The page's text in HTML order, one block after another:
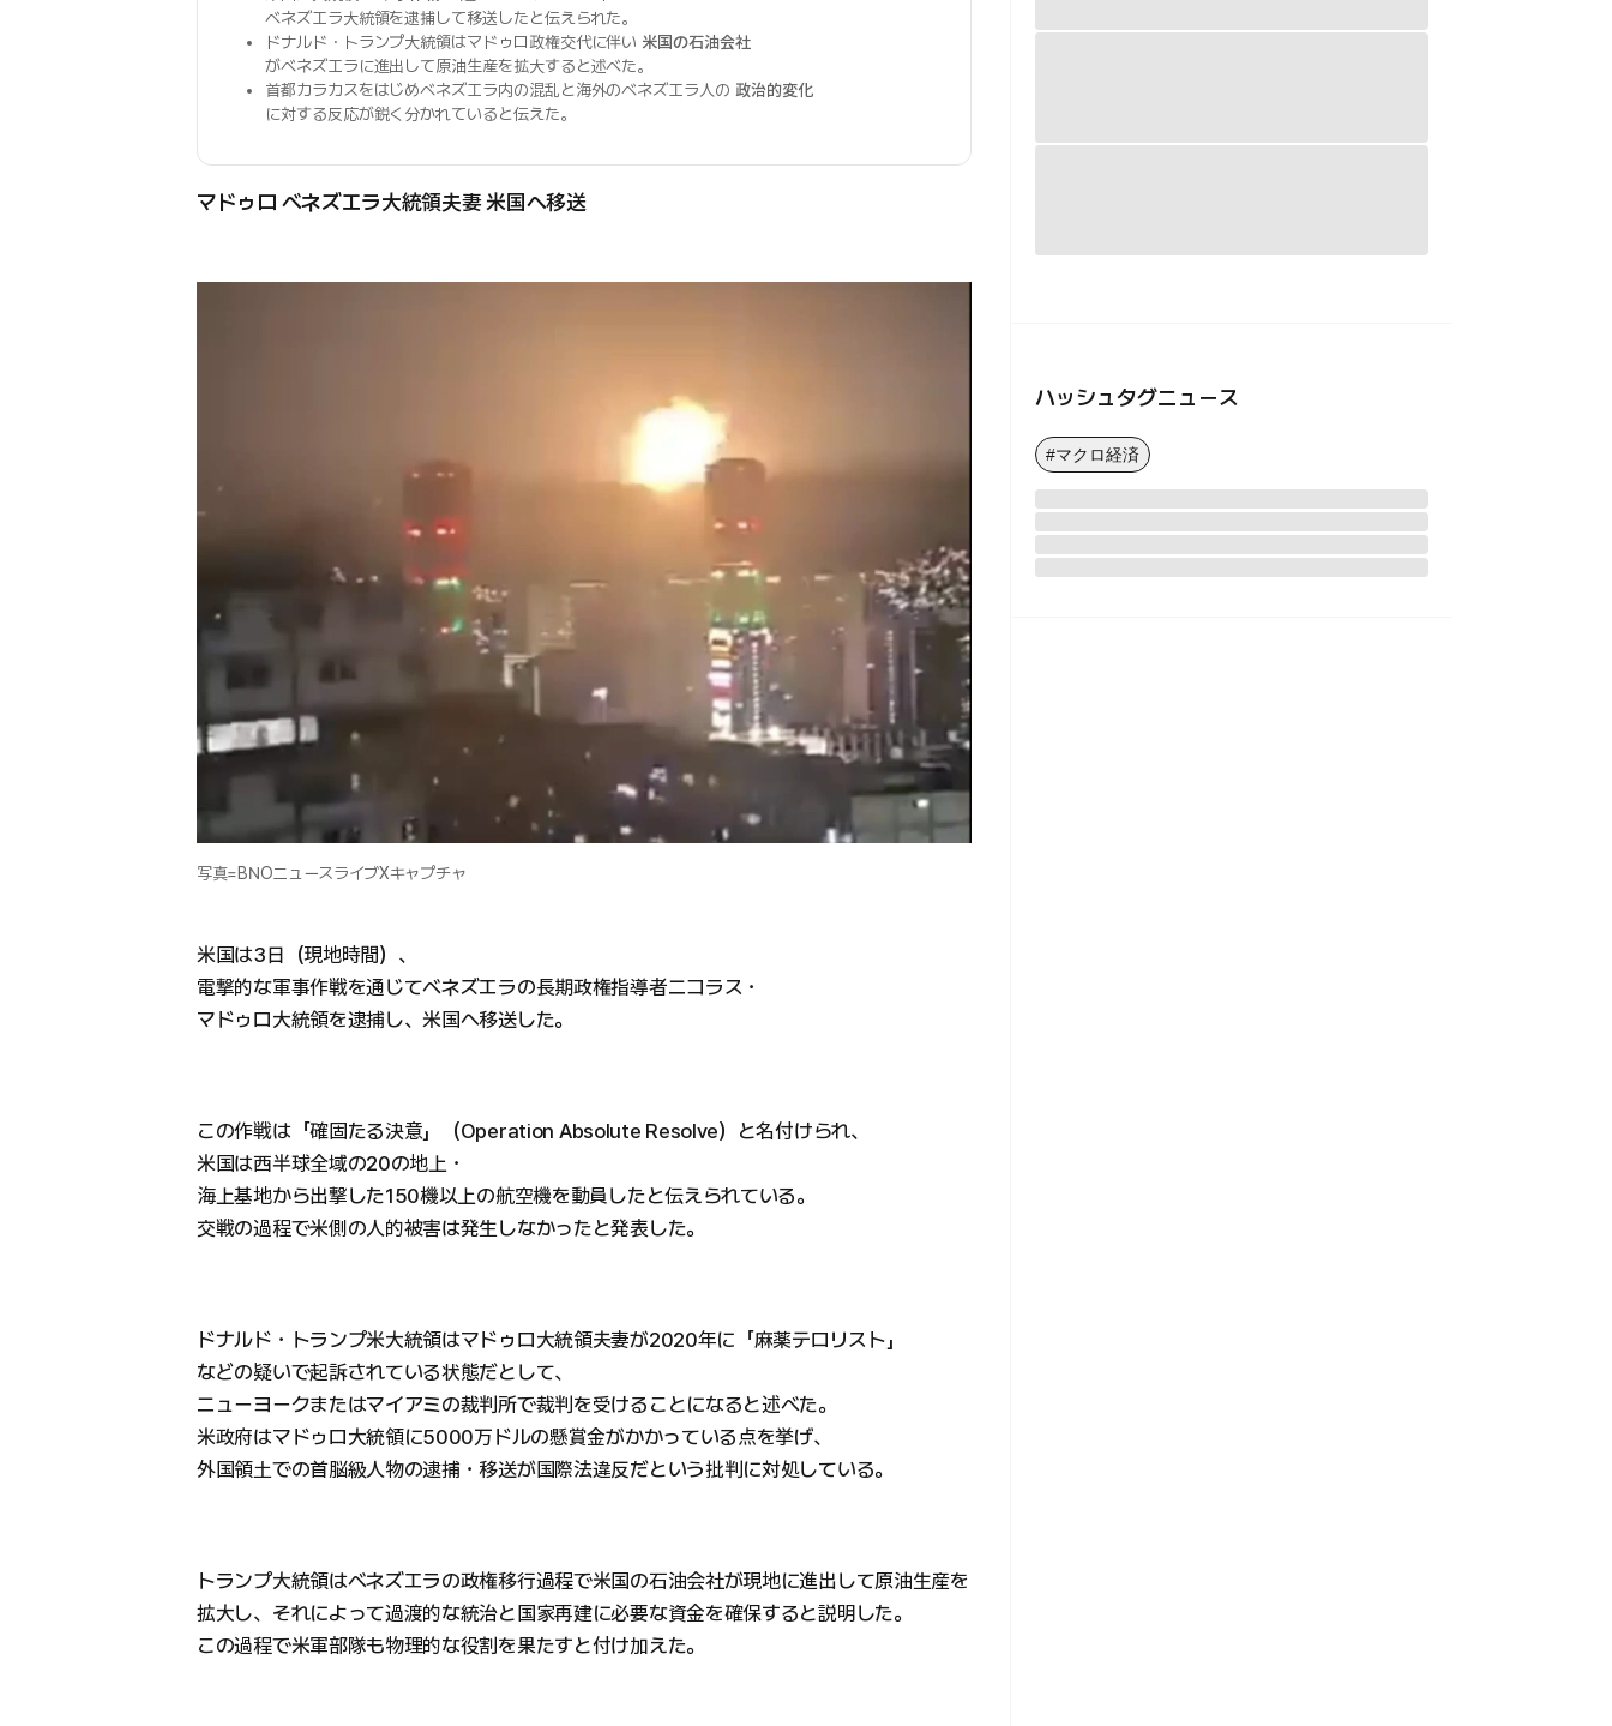
ベネズエラ大統領を逮捕して移送したと伝えられた。
ドナルド・トランプ大統領はマドゥロ政権交代に伴い 米国の石油会社
がベネズエラに進出して原油生産を拡大すると述べた。
首都カラカスをはじめベネズエラ内の混乱と海外のベネズエラ人の 政治的変化
に対する反応が鋭く分かれていると伝えた。
マドゥロ ベネズエラ大統領夫妻 米国へ移送
写真=BNOニュースライブXキャプチャ
米国は3日（現地時間）、
電撃的な軍事作戦を通じてベネズエラの長期政権指導者ニコラス・
マドゥロ大統領を逮捕し、米国へ移送した。
この作戦は「確固たる決意」（Operation Absolute Resolve）と名付けられ、
米国は西半球全域の20の地上・
海上基地から出撃した150機以上の航空機を動員したと伝えられている。
交戦の過程で米側の人的被害は発生しなかったと発表した。
ドナルド・トランプ米大統領はマドゥロ大統領夫妻が2020年に「麻薬テロリスト」
などの疑いで起訴されている状態だとして、
ニューヨークまたはマイアミの裁判所で裁判を受けることになると述べた。
米政府はマドゥロ大統領に5000万ドルの懸賞金がかかっている点を挙げ、
外国領土での首脳級人物の逮捕・移送が国際法違反だという批判に対処している。
トランプ大統領はベネズエラの政権移行過程で米国の石油会社が現地に進出して原油生産を
拡大し、それによって過渡的な統治と国家再建に必要な資金を確保すると説明した。
この過程で米軍部隊も物理的な役割を果たすと付け加えた。
ハッシュタグニュース
#マクロ経済